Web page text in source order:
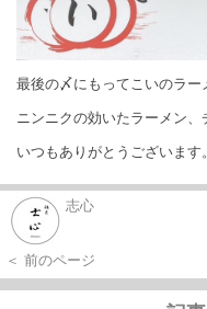
最後の〆にもってこいのラー
ニンニクの効いたラーメン、
いつもありがとうございます。
志心
＜ 前のページ